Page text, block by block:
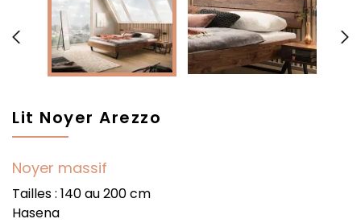
 
Lit Noyer Arezzo
Noyer massif
Tailles : 140 au 200 cm
Hasena